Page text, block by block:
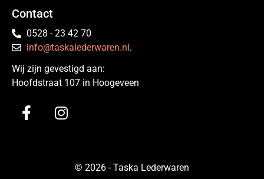
Contact
0528 - 23 42 70
info@taskalederwaren.nl.
Wij zijn gevestigd aan:
Hoofdstraat 107 in Hoogeveen
© 2026 - Taska Lederwaren